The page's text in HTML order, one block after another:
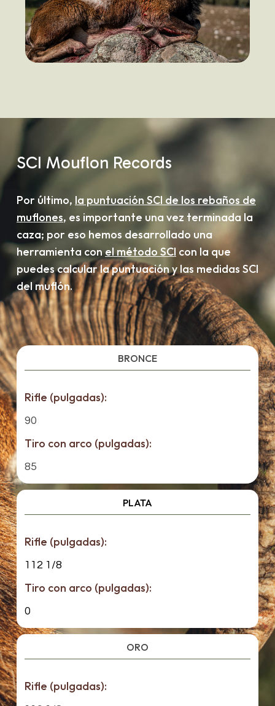
SCI Mouflon Records
Por último, la puntuación SCI de los rebaños de
muflones, es importante una vez terminada la
caza; por eso hemos desarrollado una
herramienta conel método SCI con la que
puedes calcular la puntuación y las medidas SCI
del muflón.
BRONCE
Rifle (pulgadas):
90
Tiro con arco (pulgadas):
85
PLATA
Rifle (pulgadas):
112 1/8
Tiro con arco (pulgadas):
0
ORO
Rifle (pulgadas):